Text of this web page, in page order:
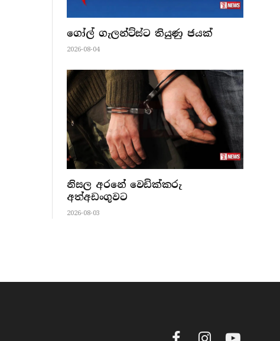
ගෝල් ගැලන්ට්ස්ට තියුණු ජයක්
2026-08-04
නිසල අරනේ වෙඩික්කරු
අත්අඩංගුවට
2026-08-03